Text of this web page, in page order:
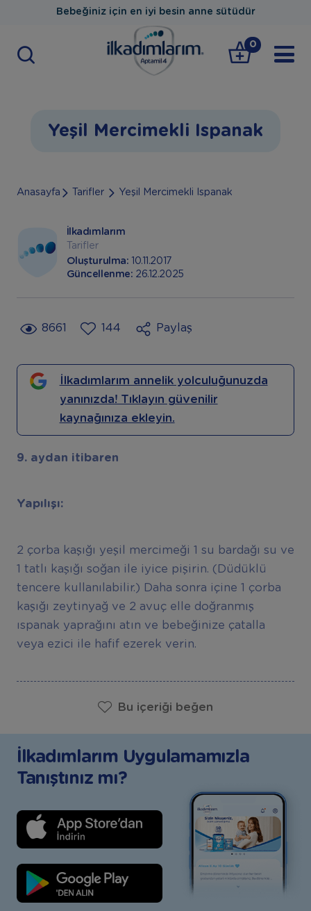
Bebeğiniz için en iyi besin anne sütüdür
0
Yeşil Mercimekli Ispanak
Anasayfa Tarifler Yeşil Mercimekli Ispanak
İlkadımlarım
Tarifler
Oluşturulma:
10.11.2017
Güncellenme: 26.12.2025
8661 144 Paylaş
İlkadımlarım annelik yolculuğunuzda
yanınızda! Tıklayın güvenilir
kaynağınıza ekleyin.
9. aydan itibaren
Yapılışı:
2 çorba kaşığı yeşil mercimeği 1 su bardağı su ve
1 tatlı kaşığı soğan ile iyice pişirin. (Düdüklü
tencere kullanılabilir.) Daha sonra içine 1 çorba
kaşığı zeytinyağ ve 2 avuç elle doğranmış
ıspanak yaprağını atın ve bebeğinize çatalla
veya ezici ile hafif ezerek verin.
Bu içeriği beğen
İlkadımlarım Uygulamamızla
Tanıştınız mı?